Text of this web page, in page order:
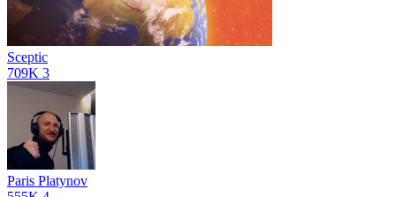
Sceptic
709K 3
Paris Platynov